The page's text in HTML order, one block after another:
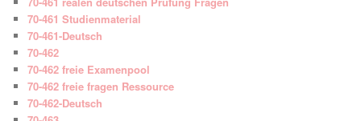
70-461 Studienmaterial
70-461-Deutsch
70-462
70-462 freie Examenpool
70-462 freie fragen Ressource
70-462-Deutsch